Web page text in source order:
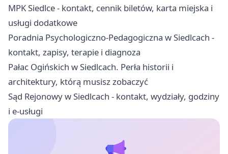
MPK Siedlce - kontakt, cennik biletów, karta miejska i
usługi dodatkowe
Poradnia Psychologiczno-Pedagogiczna w Siedlcach -
kontakt, zapisy, terapie i diagnoza
Pałac Ogińskich w Siedlcach. Perła historii i
architektury, którą musisz zobaczyć
Sąd Rejonowy w Siedlcach - kontakt, wydziały, godziny
i e-usługi